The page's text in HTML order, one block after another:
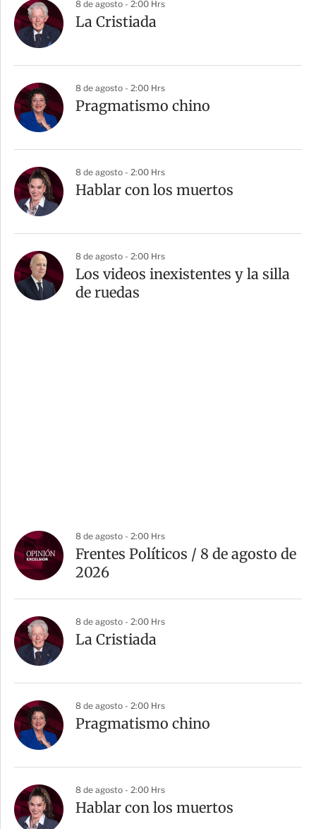
8 de agosto - 2:00 Hrs
La Cristiada
8 de agosto - 2:00 Hrs
Pragmatismo chino
8 de agosto - 2:00 Hrs
Hablar con los muertos
8 de agosto - 2:00 Hrs
Los videos inexistentes y la silla
de ruedas
8 de agosto - 2:00 Hrs
Frentes Políticos / 8 de agosto de
2026
8 de agosto - 2:00 Hrs
La Cristiada
8 de agosto - 2:00 Hrs
Pragmatismo chino
8 de agosto - 2:00 Hrs
Hablar con los muertos